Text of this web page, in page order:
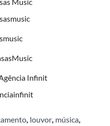
Infinit
, louvor, música,